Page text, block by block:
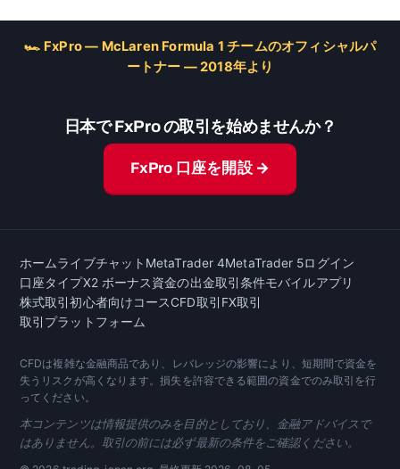
🏎 FxPro — McLaren Formula 1 チームのオフィシャルパ
ートナー — 2018年より
日本で FxPro の取引を始めませんか？
FxPro 口座を開設 →
ホームライブチャット MetaTrader 4MetaTrader 5ログイン
口座タイプX2 ボーナス資金の出金取引条件モバイルアプリ
株式取引初心者向けコースCFD取引 FX取引
取引プラットフォーム
CFDは複雑な金融商品であり、レバレッジの影響により、短期間で資金を
失うリスクが高くなります。損失を許容できる範囲の資金でのみ取引を行
ってください。
本コンテンツは情報提供のみを目的としており、金融アドバイスで
はありません。取引の前には必ず最新の条件をご確認ください。